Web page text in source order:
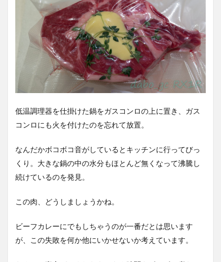
低温調理器を仕掛けた鍋をガスコンロの上に置き、ガス
コンロにも火を付けたのを忘れて放置。
なんだかボコボコ音がしているとキッチンに行ってびっ
くり。大きな鍋の中の水分もほとんど無くなって沸騰し
続けているのを発見。
この肉、どうしましょうかね。
ビーフカレーにでもしちゃうのが一番だとは思います
が、この失敗を何か他にいかせないか考えています。